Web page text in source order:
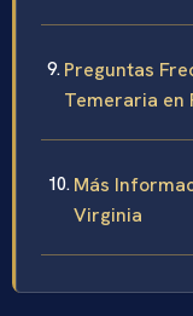
Preguntas
Temeraria en
Más
Virginia